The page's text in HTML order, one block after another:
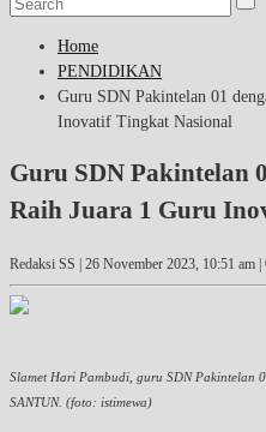
Home
PENDIDIKAN
Guru SDN Pakintelan 01
Inovatif Tingkat Nasional
Guru SDN Pakintelan
Raih Juara 1 Guru
Redaksi SS | 26 November 2023, 10:51 am
Slamet Hari Pambudi, guru SDN Pakintelan
SANTUN. (foto: istimewa)